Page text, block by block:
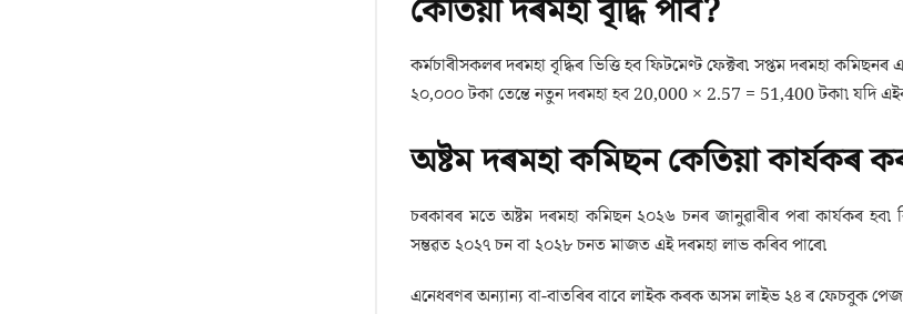
কেতিয়া দৰমহা বৃদ্ধি পাব?
কৰ্মচাৰীসকলৰ দৰমহা বৃদ্ধিৰ ভিত্তি হব ফিটমেণ্ট ফেক্টৰ৷ সপ্তম দৰমহা কমিছনৰ
২০,০০০ টকা তেন্তে নতুন দৰমহা হব20,000 × 2.57 = 51,400 টকা৷ যদি
অষ্টম দৰমহা কমিছন কেতিয়া কাৰ্যকৰ
চৰকাৰৰ মতে অষ্টম দৰমহা কমিছন ২০২৬ চনৰ জানুৱাৰীৰ পৰা কাৰ্যকৰ
সম্ভৱত ২০২৭ চন বা ২০২৮ চনত মাজত এই দৰমহা লাভ কৰিব পাৰে৷
এনেধৰণৰ অন্যান্য বা-বাতৰিৰ বাবে লাইক কৰক অসম লাইভ ২৪ ৰ ফেচবুক পেজ